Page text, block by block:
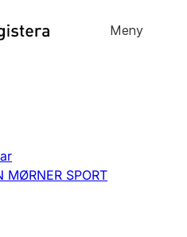
til
Meny
MØRNER SPORT